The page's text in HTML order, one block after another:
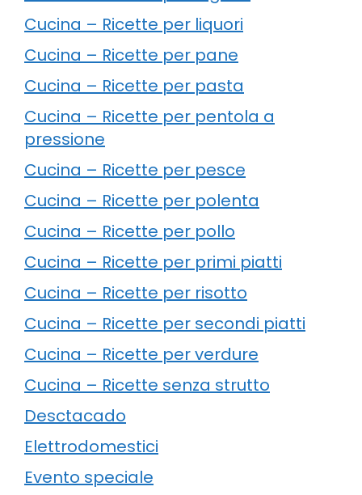
Cucina – Ricette per liquori
Cucina – Ricette per pane
Cucina – Ricette per pasta
Cucina – Ricette per pentola a
pressione
Cucina – Ricette per pesce
Cucina – Ricette per polenta
Cucina – Ricette per pollo
Cucina – Ricette per primi piatti
Cucina – Ricette per risotto
Cucina – Ricette per secondi piatti
Cucina – Ricette per verdure
Cucina – Ricette senza strutto
Desctacado
Elettrodomestici
Evento speciale